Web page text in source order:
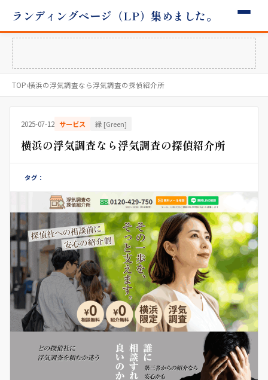
ランディングページ（LP）集めました。
TOP›横浜の浮気調査なら浮気調査の探偵紹介所
2025-07-12 サービス 緑 [Green]
横浜の浮気調査なら浮気調査の探偵紹介所
タグ：